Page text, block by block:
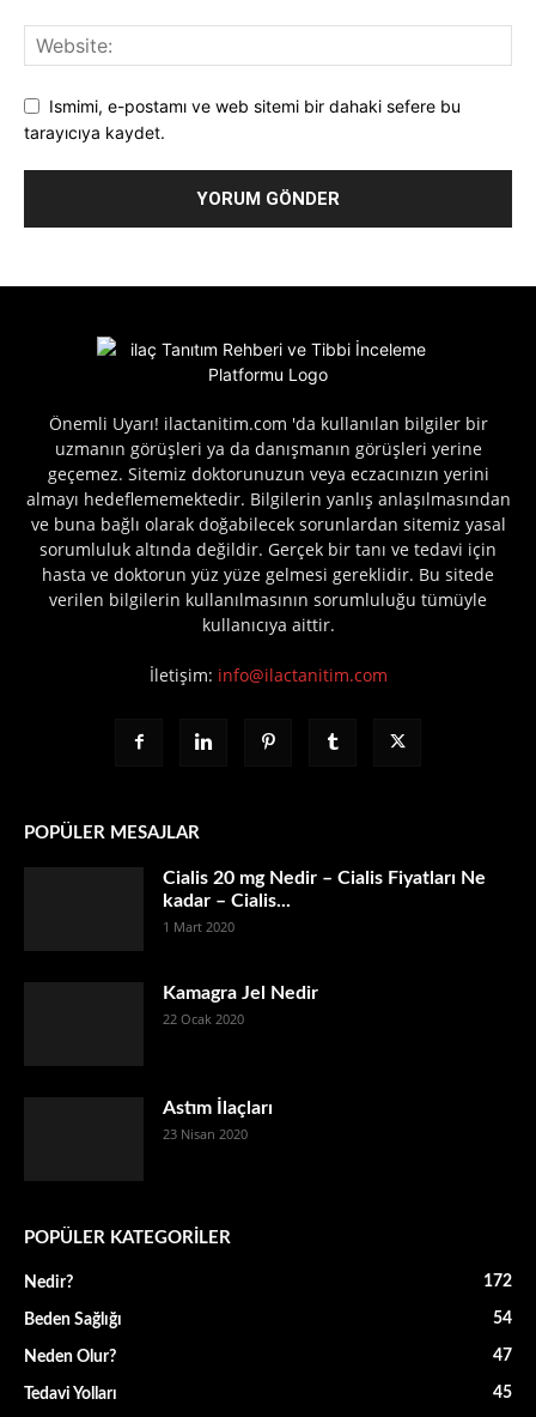
Ismimi, e-postamı ve web sitemi bir dahaki sefere bu
tarayıcıya kaydet.
Önemli Uyarı! ilactanitim.com 'da kullanılan bilgiler bir
uzmanın görüşleri ya da danışmanın görüşleri yerine
geçemez. Sitemiz doktorunuzun veya eczacınızın yerini
almayı hedeflememektedir. Bilgilerin yanlış anlaşılmasından
ve buna bağlı olarak doğabilecek sorunlardan sitemiz yasal
sorumluluk altında değildir. Gerçek bir tanı ve tedavi için
hasta ve doktorun yüz yüze gelmesi gereklidir. Bu sitede
verilen bilgilerin kullanılmasının sorumluluğu tümüyle
kullanıcıya aittir.
İletişim: info@ilactanitim.com
POPÜLER MESAJLAR
Cialis 20 mg Nedir – Cialis Fiyatları Ne
kadar – Cialis...
1 Mart 2020
Kamagra Jel Nedir
22 Ocak 2020
Astım İlaçları
23 Nisan 2020
POPÜLER KATEGORİLER
Nedir? 172
Beden Sağlığı 54
Neden Olur? 47
Tedavi Yolları 45